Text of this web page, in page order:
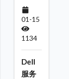
01-15
1134
Dell
服务